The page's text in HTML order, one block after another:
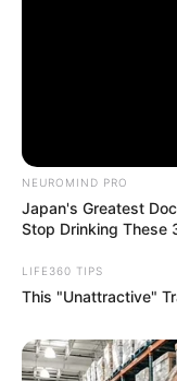
NEUROMIND PRO
Japan's Greatest
Stop Drinking These
LIFE360 TIPS
This "Unattractive"